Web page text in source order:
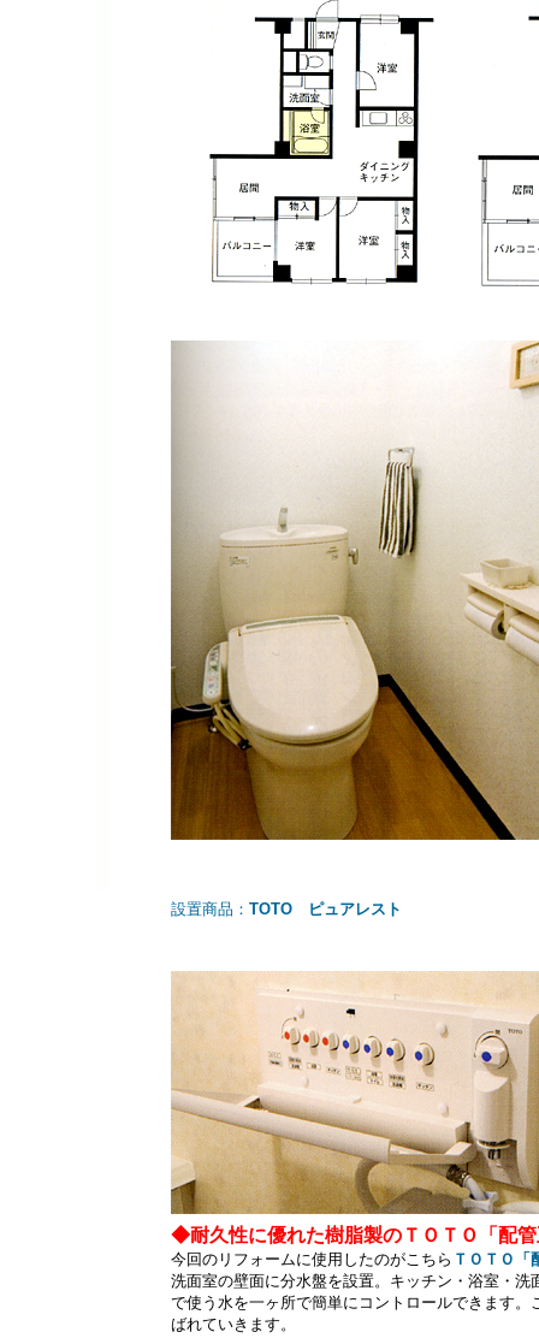
設置商品： TOTO ピュアレスト
◆耐久性に優れた樹脂製のＴＯＴＯ「配
今回のリフォームに使用したのがこちら ＴＯＴＯ「
洗面室の壁面に分水盤を設置。キッチン・浴室・洗
で使う水を一ヶ所で簡単にコントロールできます。
ばれていきます。